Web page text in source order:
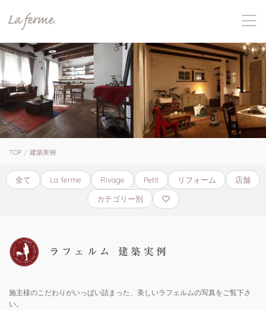
TOP 建築実例
全て La ferme Rivage Petit リフォーム
店舗
カテゴリー別
ラフェルム 建築実例
施主様のこだわりがいっぱい詰まった、美しいラフェルムの写真をご覧下さ
い。